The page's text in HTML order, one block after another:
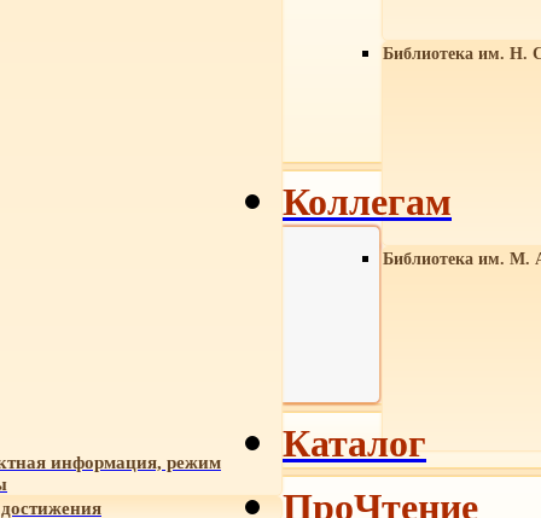
Библиотека им. Н.
Библиотека им. М.
информация, режим
Коллегам
Каталог
ПроЧтение